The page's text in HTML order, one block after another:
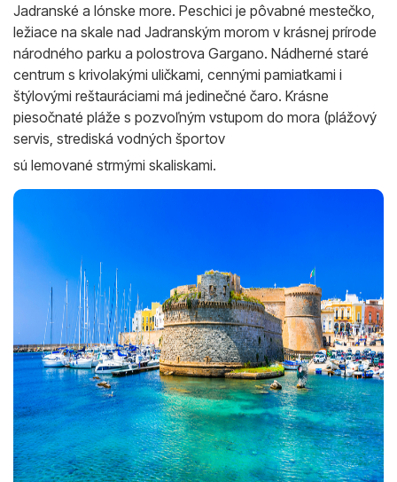
Jadranské a Iónske more. Peschici je pôvabné mestečko,
ležiace na skale nad Jadranským morom v krásnej prírode
národného parku a polostrova Gargano. Nádherné staré
centrum s krivolakými uličkami, cennými pamiatkami i
štýlovými reštauráciami má jedinečné čaro. Krásne
piesočnaté pláže s pozvoľným vstupom do mora (plážový
servis, strediská vodných športov
sú lemované strmými skaliskami.